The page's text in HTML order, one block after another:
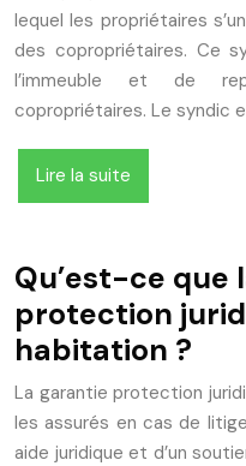
lequel les propriétaires
des copropriétaires. Ce
l’immeuble et de
copropriétaires. Le syndic
Lire la suite
Qu’est-ce que
protection
habitation ?
La garantie protection
les assurés en cas de
aide juridique et d’un